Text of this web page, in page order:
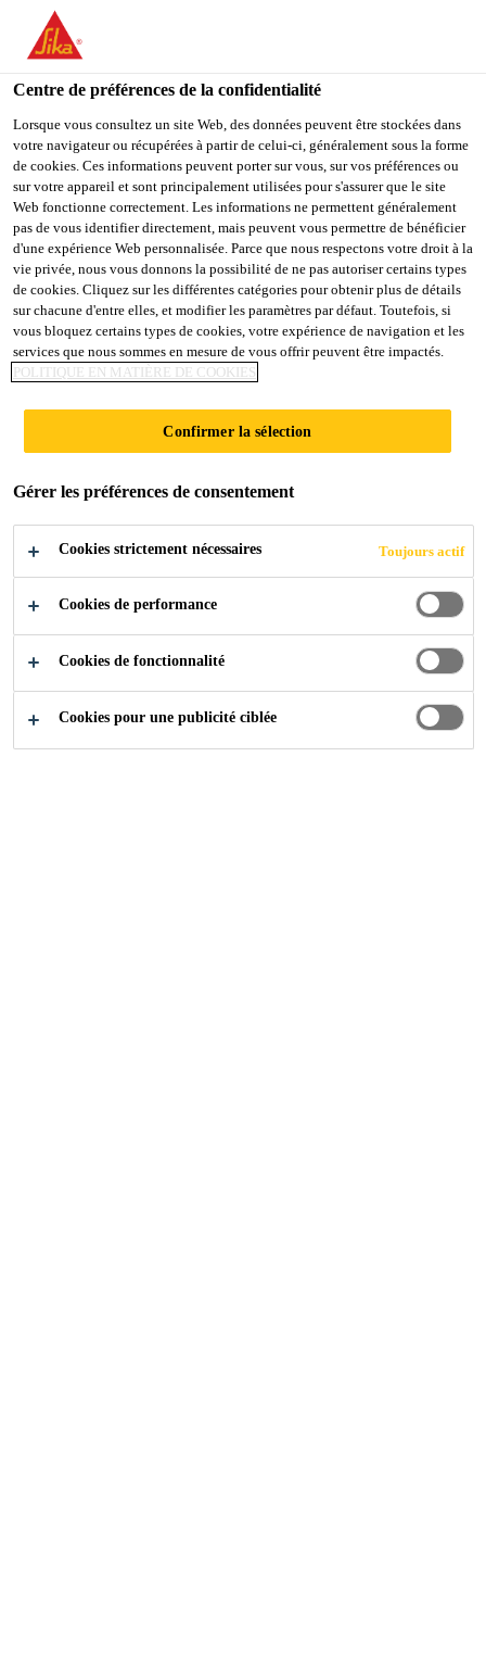
You are accessing "Sika Schweiz AG", it seems you are
accessing it from "États-Unis". We have a dedicated website for
your country.
TO
SIKA
USA
STAY ON THE SIKA
SCHWEIZ AG WEBSITE
SELECT A
COUNTRY
Sika Schweiz AG
PISCINE
Construction ... Piscine
Centre de préférences de la confidentialité
Lorsque vous consultez un site Web, des données peuvent être stockées dans
votre navigateur ou récupérées à partir de celui-ci, généralement sous la forme
de cookies. Ces informations peuvent porter sur vous, sur vos préférences ou
sur votre appareil et sont principalement utilisées pour s'assurer que le site
Web fonctionne correctement. Les informations ne permettent généralement
pas de vous identifier directement, mais peuvent vous permettre de bénéficier
d'une expérience Web personnalisée. Parce que nous respectons votre droit à la
vie privée, nous vous donnons la possibilité de ne pas autoriser certains types
de cookies. Cliquez sur les différentes catégories pour obtenir plus de détails
sur chacune d'entre elles, et modifier les paramètres par défaut. Toutefois, si
vous bloquez certains types de cookies, votre expérience de navigation et les
services que nous sommes en mesure de vous offrir peuvent être impactés.
POLITIQUE EN MATIÈRE DE COOKIES
Confirmer la sélection
Gérer les préférences de consentement
Cookies strictement nécessaires Toujours actif
Cookies de performance
Cookies de fonctionnalité
Cookies pour une publicité ciblée